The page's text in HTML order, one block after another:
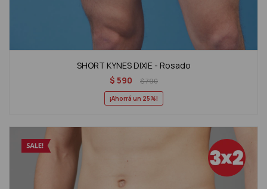
SHORT KYNES DIXIE - Rosado
$ 590 $790
25